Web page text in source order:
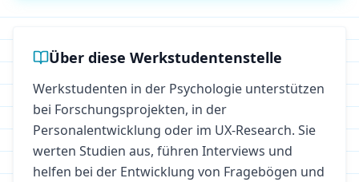
Über diese Werkstudentenstelle
Werkstudenten in der Psychologie unterstützen
bei Forschungsprojekten, in der
Personalentwicklung oder im UX-Research. Sie
werten Studien aus, führen Interviews und
helfen bei der Entwicklung von Fragebögen und